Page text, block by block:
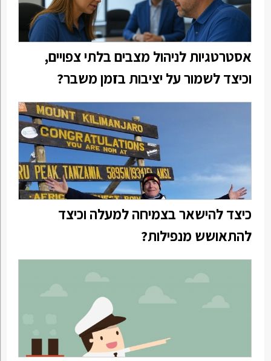
אסטרטגיות לניהול מצבים בלתי צפויים,
וכיצד לשמור על יציבות בזמן משבר?
כיצד להישאר בצמיחה למעלה וכיצד
להתאושש מנפילות?